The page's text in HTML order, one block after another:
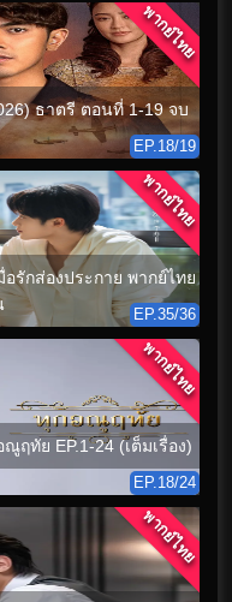
ธาตรี ตอนที่ 1-19 จบ
EP.18/19
พากย์ไทย
รักส่องประกาย พากย์ไทย
EP.35/36
พากย์ไทย
ฤทัย EP.1-24 (เต็มเรื่อง)
EP.18/24
พากย์ไทย
พากย์ไทย